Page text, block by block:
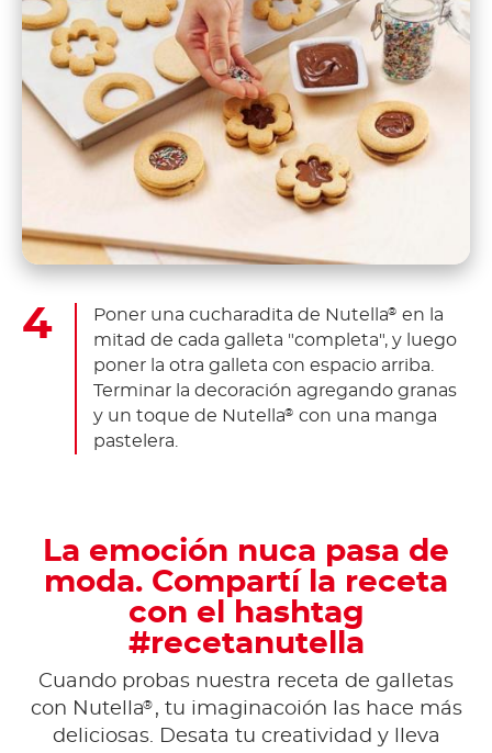
Poner una cucharadita de Nutella® en la
mitad de cada galleta "completa", y luego
poner la otra galleta con espacio arriba.
Terminar la decoración agregando granas
y un toque de Nutella® con una manga
pastelera.
La emoción nuca pasa de
moda. Compartí la receta
con el hashtag
#recetanutella
Cuando probas nuestra receta de galletas
con Nutella® , tu imaginacoión las hace más
deliciosas. Desata tu creatividad y lleva